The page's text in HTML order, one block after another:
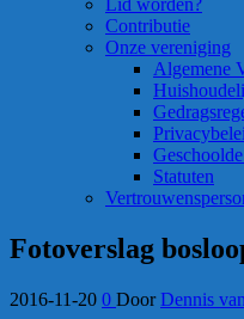
Lid worden?
Contributie
Onze vereniging
Algemene
Statuten
Fotoverslag
2016-11-20 0 Door Dennis